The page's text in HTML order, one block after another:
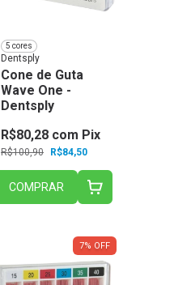
5 cores
Dentsply
Cone de Guta
Wave One -
Dentsply
R$100,90 R$84,50
R$80,28 com Pix
COMPRAR
7% OFF